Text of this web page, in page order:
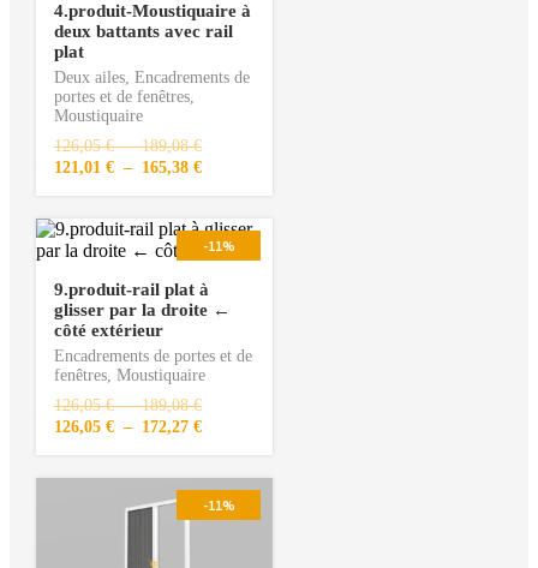
4.produit-Moustiquaire à
deux battants avec rail
plat
Deux ailes, Encadrements de
portes et de fenêtres,
Moustiquaire
126,05€ – 189,08€
121,01 € – 165,38 €
-11%
9.produit-rail plat à
glisser par la droite ←
côté extérieur
Encadrements de portes et de
fenêtres, Moustiquaire
126,05€ – 189,08€
126,05 € – 172,27 €
-11%